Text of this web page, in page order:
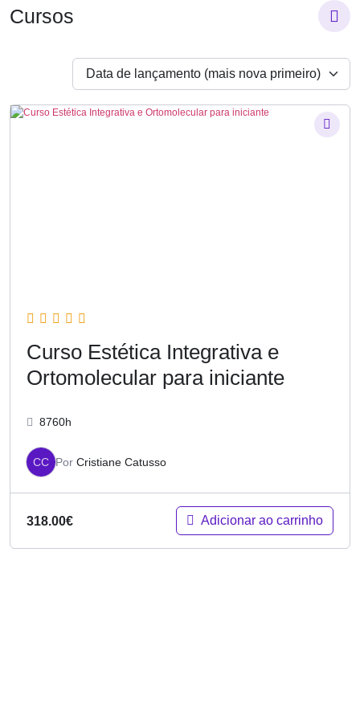
Cursos
Data de lançamento (mais nova primeiro)
Curso Estética Integrativa e
Ortomolecular para iniciante
8760h
CC Por Cristiane Catusso
318.00€ Adicionar ao carrinho